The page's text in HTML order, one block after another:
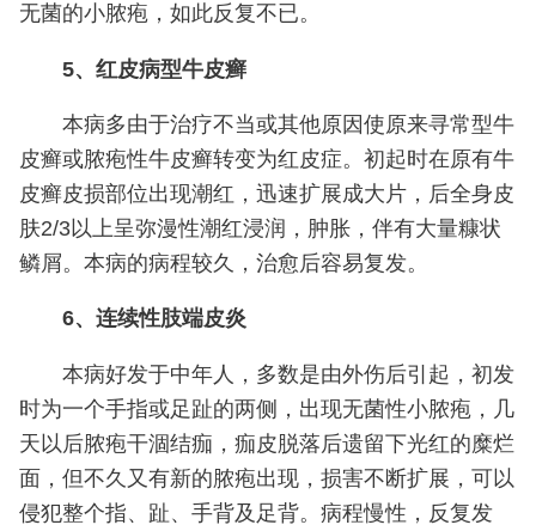
无菌的小脓疱，如此反复不已。
5、红皮病型牛皮癣
本病多由于治疗不当或其他原因使原来寻常型牛
皮癣或脓疱性牛皮癣转变为红皮症。初起时在原有牛
皮癣皮损部位出现潮红，迅速扩展成大片，后全身皮
肤2/3以上呈弥漫性潮红浸润，肿胀，伴有大量糠状
鳞屑。本病的病程较久，治愈后容易复发。
6、连续性肢端皮炎
本病好发于中年人，多数是由外伤后引起，初发
时为一个手指或足趾的两侧，出现无菌性小脓疱，几
天以后脓疱干涸结痂，痂皮脱落后遗留下光红的糜烂
面，但不久又有新的脓疱出现，损害不断扩展，可以
侵犯整个指、趾、手背及足背。病程慢性，反复发